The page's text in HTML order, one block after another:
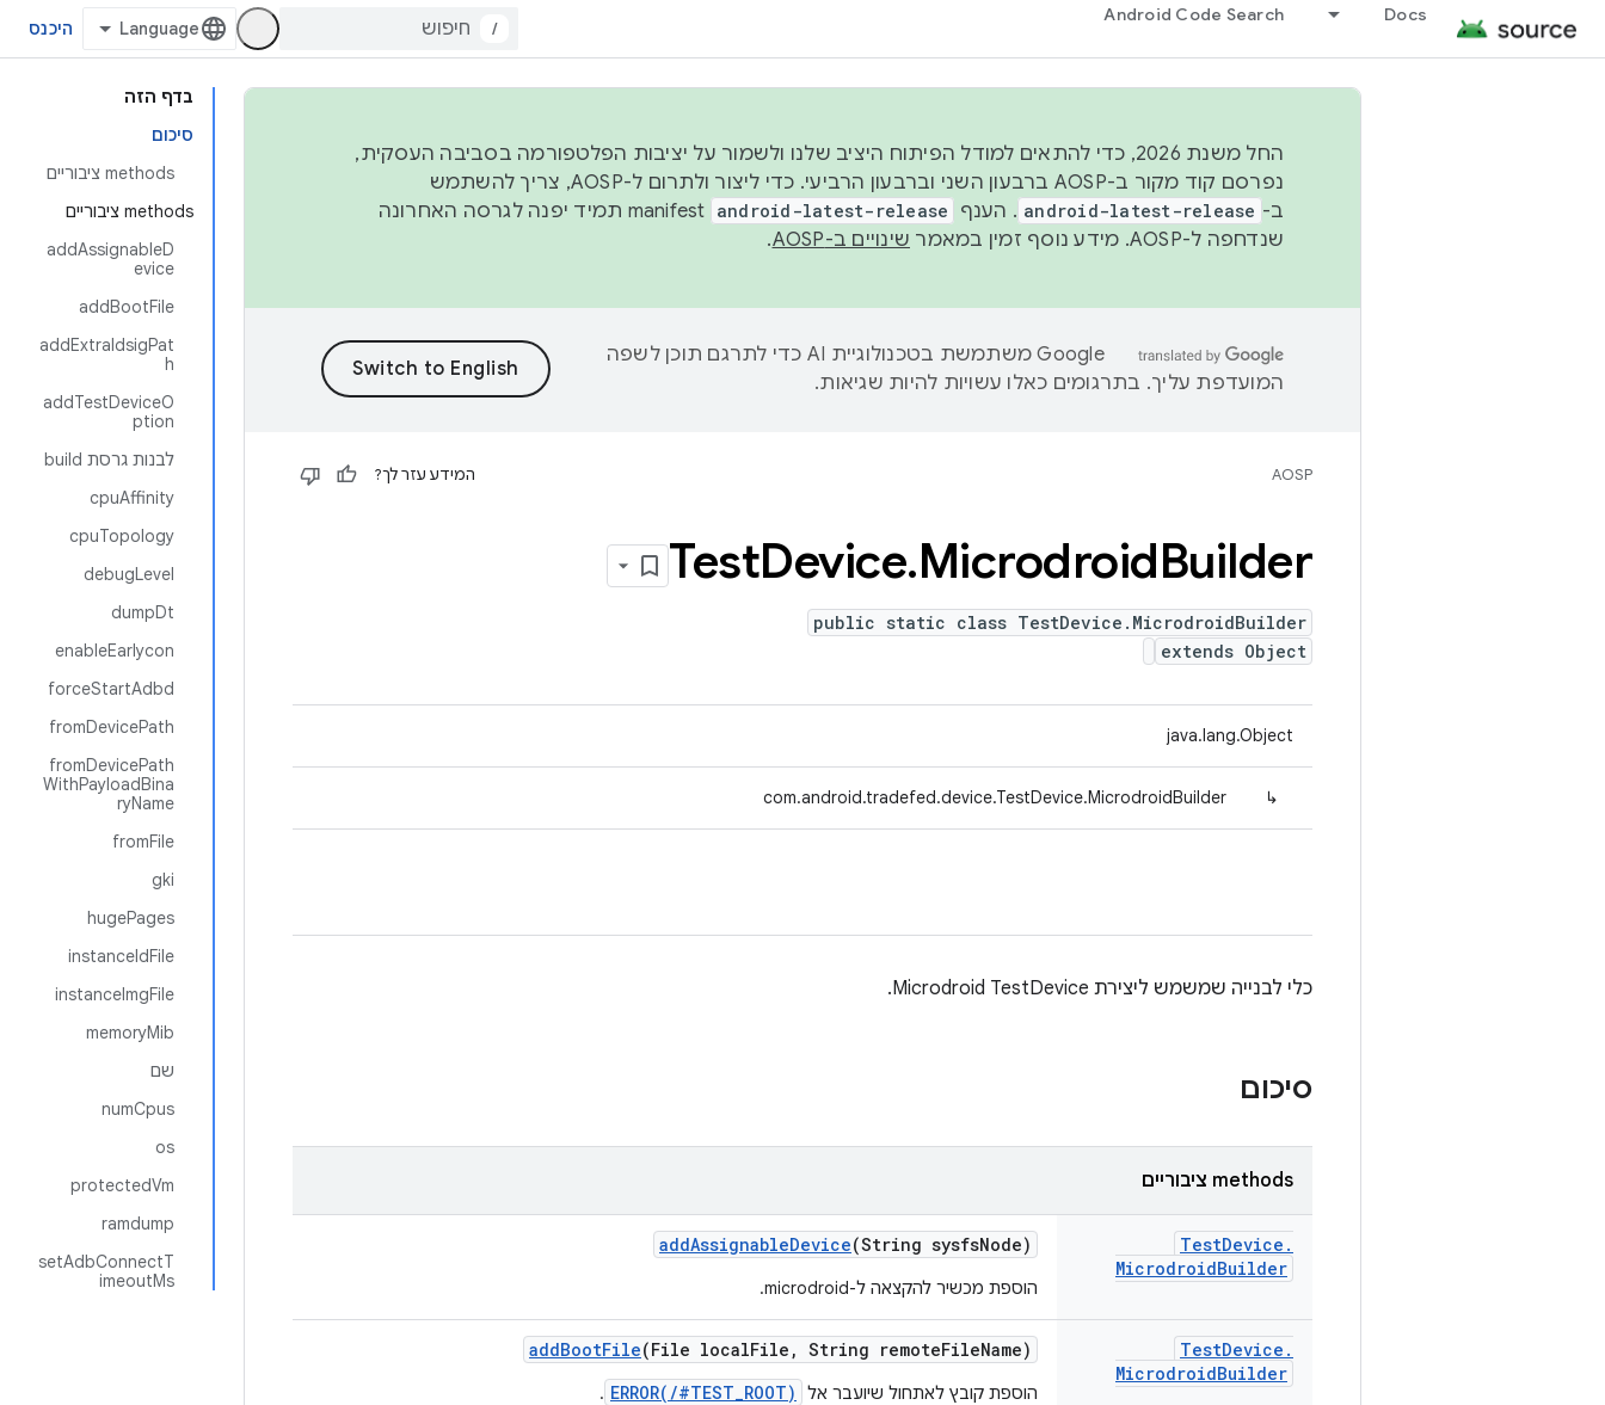
Docs
Android Code Search
/ היכנס
בדף הזה
סיכום
‫methods ציבוריים
‫methods ציבוריים
addAssignableD
evice
addBootFile
addExtraIdsigPat
h
addTestDeviceO
ption
לבנות גרסת build
cpuAffinity
cpuTopology
debugLevel
dumpDt
enableEarlycon
forceStartAdbd
fromDevicePath
fromDevicePath
WithPayloadBina
ryName
fromFile
gki
hugePages
instanceIdFile
instanceImgFile
memoryMib
שם
numCpus
os
protectedVm
ramdump
setAdbConnectT
imeoutMs
החל משנת 2026, כדי להתאים למודל הפיתוח היציב שלנו ולשמור על יציבות הפלטפורמה בסביבה העסקית,
נפרסם קוד מקור ב-AOSP ברבעון השני וברבעון הרביעי. כדי ליצור ולתרום ל-AOSP, צריך להשתמש
ב- android-latest-release . הענף android-latest-release
manifest תמיד יפנה לגרסה האחרונה
שנדחפה ל-AOSP. מידע נוסף זמין במאמר
שינויים ב-AOSP .
‫Google משתמשת בטכנולוגיית AI כדי לתרגם תוכן לשפה
המועדפת עליך. בתרגומים כאלו עשויות להיות שגיאות.
AOSP המידע עזר לך?
TestDevice.MicrodroidBuilder
public static class TestDevice.MicrodroidBuilder
extends Object
java.lang.Object
↳
com.android.tradefed.device.TestDevice.MicrodroidBuilder
כלי לבנייה שמשמש ליצירת Microdroid TestDevice.
סיכום
‫methods ציבוריים
TestDevice .
MicrodroidBuilder
addAssignableDevice(String sysfsNode)
הוספת מכשיר להקצאה ל-microdroid.
TestDevice .
MicrodroidBuilder
addBootFile(File localFile , String remoteFileName)
הוספת קובץ לאתחול שיועבר אל ERROR(/#TEST_ROOT)
.